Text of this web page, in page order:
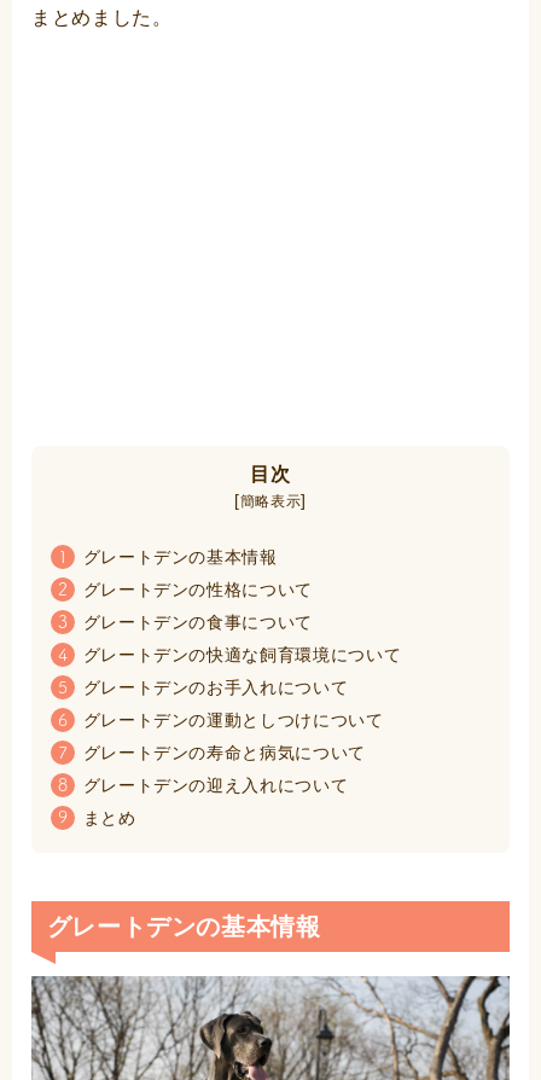
まとめました。
目次
[簡略表示]
1 グレートデンの基本情報
2 グレートデンの性格について
3 グレートデンの食事について
4 グレートデンの快適な飼育環境について
5 グレートデンのお手入れについて
6 グレートデンの運動としつけについて
7 グレートデンの寿命と病気について
8 グレートデンの迎え入れについて
9 まとめ
グレートデンの基本情報